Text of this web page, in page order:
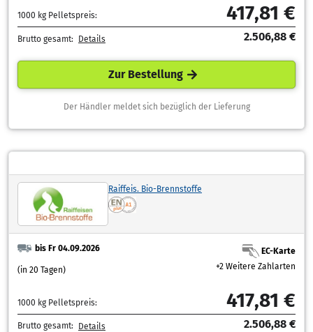
1000 kg Pelletspreis: 417,81 €
Brutto gesamt: Details 2.506,88 €
Zur Bestellung
Der Händler meldet sich bezüglich der Lieferung
Raiffeis. Bio-Brennstoffe
bis Fr 04.09.2026
(in 20 Tagen)
EC-Karte
+2 Weitere Zahlarten
1000 kg Pelletspreis: 417,81 €
Brutto gesamt: Details 2.506,88 €